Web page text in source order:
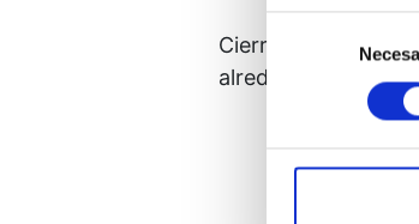
consentimiento
Cierra los ojos
alrededor. Lo que